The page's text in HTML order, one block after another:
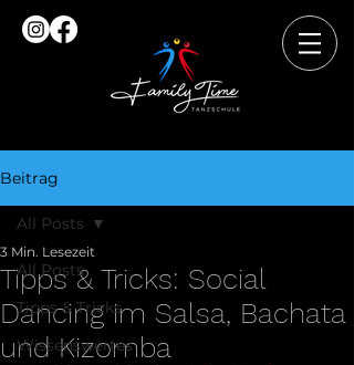
Beitrag
All Posts
Tipps & Tricks
Wissenswertes
All Posts
Tipps & Tricks: Social
Dancing im Salsa, Bachata
und Kizomba
3 Min. Lesezeit